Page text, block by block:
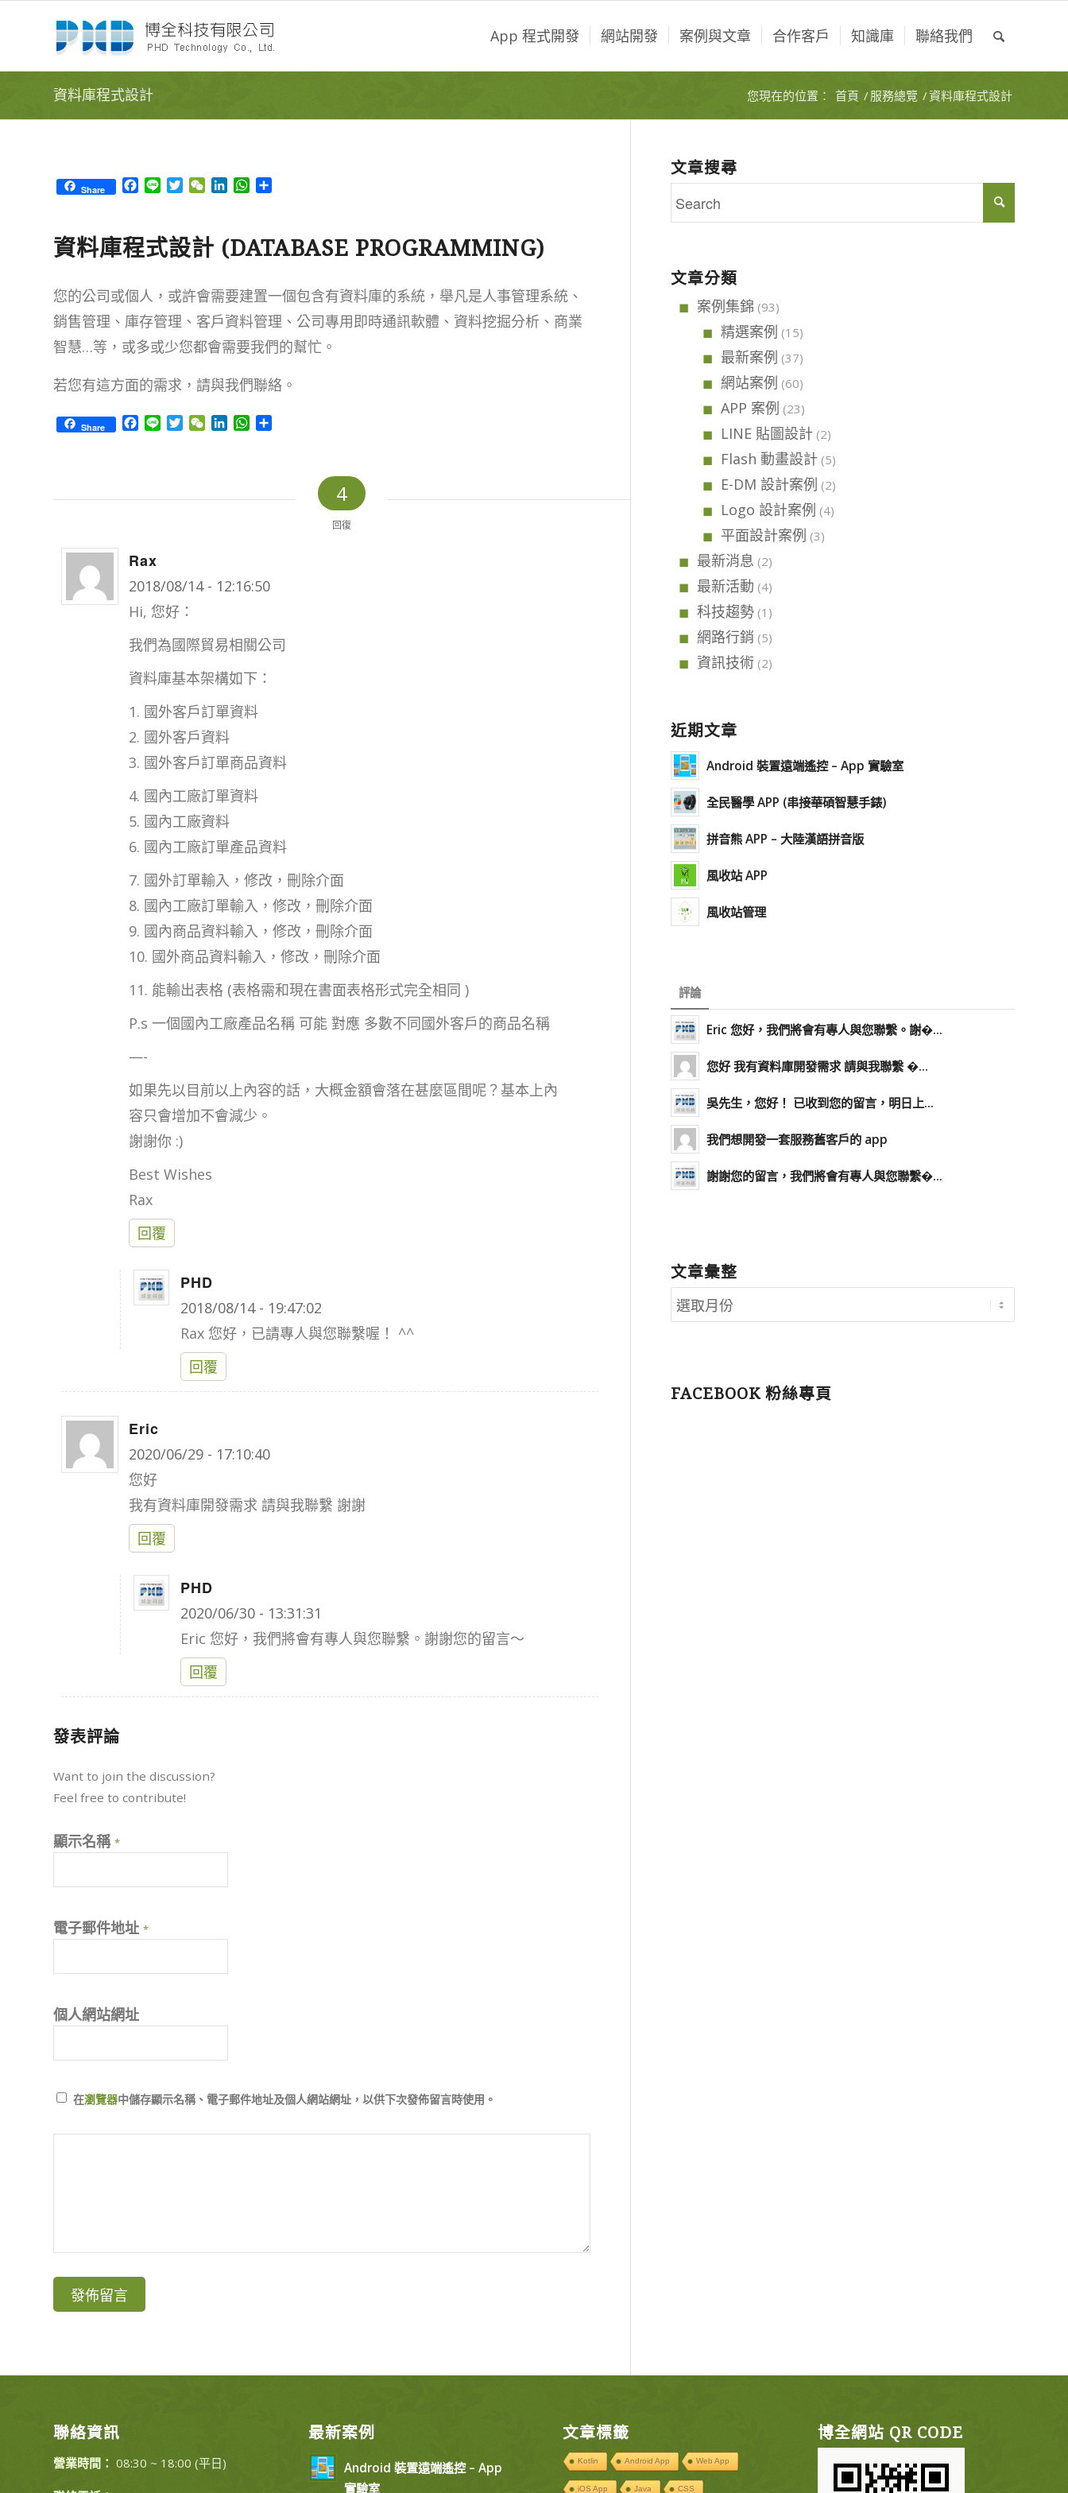
App 程式開發 網站開發 案例與文章 合作客戶 知識庫 聯絡我們
資料庫程式設計 您現在的位置： 首頁 / 服務總覽 /資料庫程式設計
Share Facebook
Line TwitterWeChatLinkedInWhatsApp
資料庫程式設計 (DATABASE PROGRAMMING)
您的公司或個人，或許會需要建置一個包含有資料庫的系統，舉凡是人事管理系統、
銷售管理、庫存管理、客戶資料管理、公司專用即時通訊軟體、資料挖掘分析、商業
智慧…等，或多或少您都會需要我們的幫忙。
若您有這方面的需求，請與我們聯絡。
Share Facebook
Line TwitterWeChatLinkedInWhatsApp
4
回復
Rax
2018/08/14 - 12:16:50
Hi, 您好：
我們為國際貿易相關公司
資料庫基本架構如下：
1. 國外客戶訂單資料
2. 國外客戶資料
3. 國外客戶訂單商品資料
4. 國內工廠訂單資料
5. 國內工廠資料
6. 國內工廠訂單產品資料
7. 國外訂單輸入，修改，刪除介面
8. 國內工廠訂單輸入，修改，刪除介面
9. 國內商品資料輸入，修改，刪除介面
10. 國外商品資料輸入，修改，刪除介面
11. 能輸出表格 (表格需和現在書面表格形式完全相同 )
P.s 一個國內工廠產品名稱 可能 對應 多數不同國外客戶的商品名稱
—-
如果先以目前以上內容的話，大概金額會落在甚麼區間呢？基本上內
容只會增加不會減少。
謝謝你 :)
Best Wishes
Rax
回覆
PHD
2018/08/14 - 19:47:02
Rax 您好，已請專人與您聯繫喔！ ^^
回覆
Eric
2020/06/29 - 17:10:40
您好
我有資料庫開發需求 請與我聯繫 謝謝
回覆
PHD
2020/06/30 - 13:31:31
Eric 您好，我們將會有專人與您聯繫。謝謝您的留言～
回覆
發表評論
Want to join the discussion?
Feel free to contribute!
顯示名稱 *
電子郵件地址 *
個人網站網址
在瀏覽器中儲存顯示名稱、電子郵件地址及個人網站網址，以供下次發佈留言時使用。
文章搜尋
文章分類
案例集錦 (93)
精選案例 (15)
最新案例 (37)
網站案例 (60)
APP 案例 (23)
LINE 貼圖設計 (2)
Flash 動畫設計 (5)
E-DM 設計案例 (2)
Logo 設計案例 (4)
平面設計案例 (3)
最新消息 (2)
最新活動 (4)
科技趨勢 (1)
網路行銷 (5)
資訊技術 (2)
近期文章
Android 裝置遠端遙控 – App 實驗室
全民醫學 APP (串接華碩智慧手錶)
拼音熊 APP – 大陸漢語拼音版
風收站 APP
風收站管理
評論
Eric 您好，我們將會有專人與您聯繫。謝�...
您好 我有資料庫開發需求 請與我聯繫 �...
吳先生，您好！ 已收到您的留言，明日上...
我們想開發一套服務舊客戶的 app
謝謝您的留言，我們將會有專人與您聯繫�...
文章彙整
FACEBOOK 粉絲專頁
聯絡資訊
營業時間： 08:30 ~ 18:00 (平日)
最新案例
Android 裝置遠端遙控 – App
實驗室
文章標籤
Kotlin Android App Web App
iOS App Java CSS
博全網站 QR CODE